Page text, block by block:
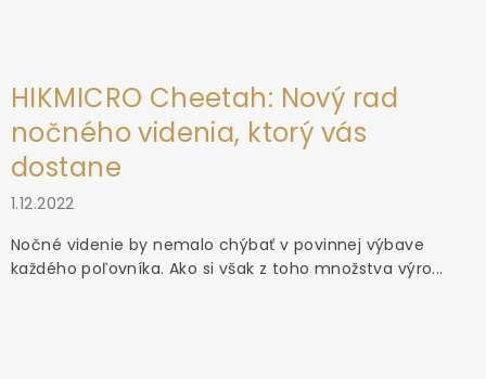
HIKMICRO Cheetah: Nový rad
nočného videnia, ktorý vás
dostane
1.12.2022
Nočné videnie by nemalo chýbať v povinnej výbave
každého poľovníka. Ako si však z toho množstva výro...